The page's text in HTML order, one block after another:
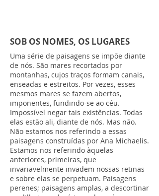
Uma série de paisagens se impõe diante
de nós. São mares recortados por
montanhas, cujos traços formam canais,
enseadas e estreitos. Por vezes, esses
mesmos mares se fazem abertos,
imponentes, fundindo-se ao céu.
Impossível negar tais existências. Todas
elas estão ali, diante de nós. Mas não.
Não estamos nos referindo a essas
paisagens construídas por Ana Michaelis.
Estamos nos referindo àquelas
anteriores, primeiras, que
invariavelmente invadem nossas retinas
e sobre elas se perpetuam. Paisagens
perenes; paisagens amplas, a descortinar
SOB OS NOMES, OS LUGARES